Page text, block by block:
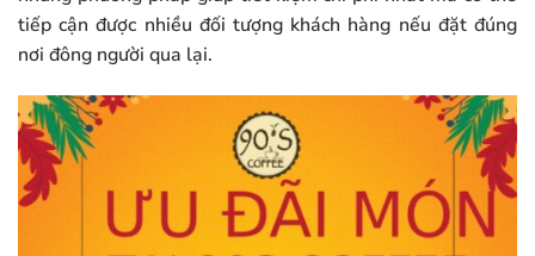
tiếp cận được nhiều đối tượng khách hàng nếu đặt đúng
nơi đông người qua lại.